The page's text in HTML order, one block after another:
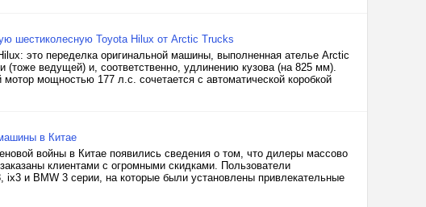
шестиколесную Toyota Hilux от Arctic Trucks
это переделка оригинальной машины, выполненная ателье Arctic
(тоже ведущей) и, соответственно, удлинению кузова (на 825 мм).
мощностью 177 л.с. сочетается с автоматической коробкой
в Китае
войны в Китае появились сведения о том, что дилеры массово
клиентами с огромными скидками. Пользователи
и BMW 3 серии, на которые были установлены привлекательные